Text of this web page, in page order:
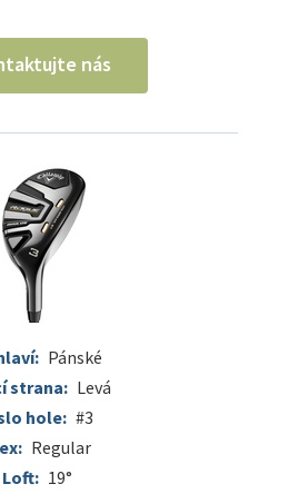
nás
Pánské
strana: Levá
hole: #3
Regular
Loft: 19°